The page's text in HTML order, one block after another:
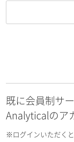
お名前フリガナ（名）
既に会員制サ
Analyticalのア
※ログインいただく